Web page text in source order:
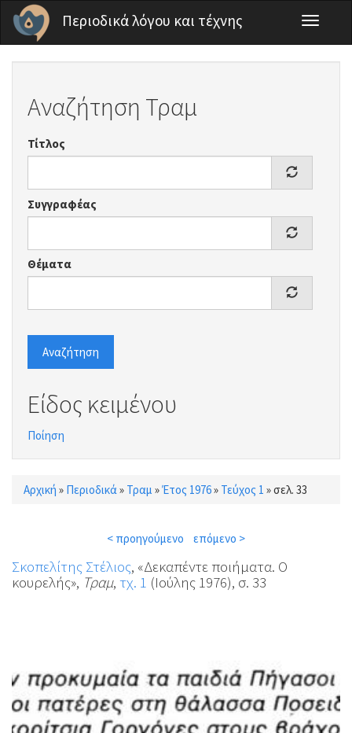
Παράκαμψη προς το κυρίως περιεχόμενο
Περιοδικά λόγου και τέχνης
Toggle
Αναζήτηση Τραμ
Τίτλος
Συγγραφέας
Θέματα
Αναζήτηση
Είδος κειμένου
Ποίηση
Είστε εδώ
Αρχική » Περιοδικά » Τραμ »Έτος 1976» Τεύχος 1 »σελ. 33
< προηγούμενο επόμενο >
Σκοπελίτης Στέλιος, «Δεκαπέντε ποιήματα. Ο
κουρελής», Τραμ, τχ. 1 (Ιούλης 1976), σ. 33